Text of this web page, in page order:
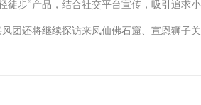
步”产品，结合社交平台宣传，吸引追求小
团还将继续探访来凤仙佛石窟、宣恩狮